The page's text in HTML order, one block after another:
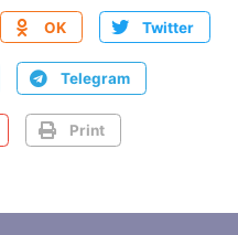
OK Twitter
Telegram
Print